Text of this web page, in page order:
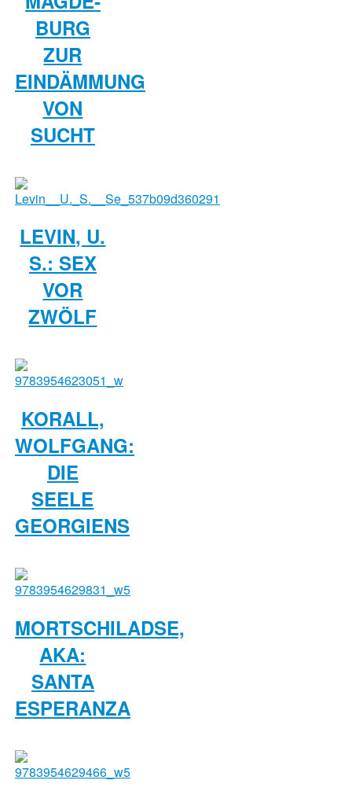
BURG
ZUR
EINDÄMMUNG
VON
SUCHT
LEVIN, U.
S.: SEX
VOR
ZWÖLF
KORALL,
WOLFGANG:
DIE
SEELE
GEORGIENS
MORTSCHILADSE,
AKA:
SANTA
ESPERANZA